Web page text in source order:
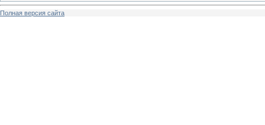
Полная версия сайта